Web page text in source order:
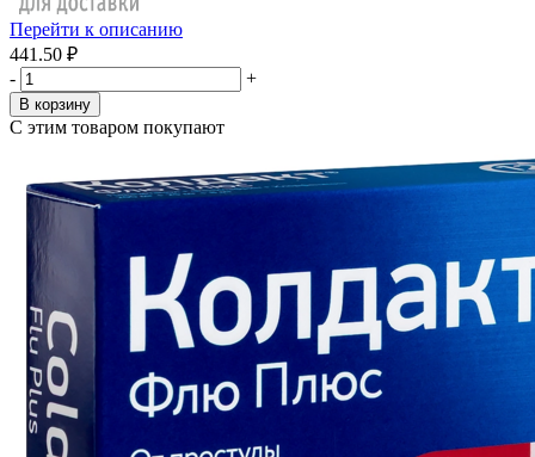
Перейти к описанию
441.50 ₽
-
+
В корзину
С этим товаром покупают